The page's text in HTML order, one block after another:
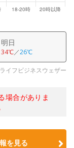
明日
34℃／26℃
イフビジネスウェザー
場合がありま
を見る